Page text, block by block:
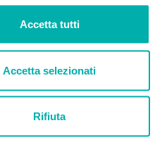
Accetta tutti
Accetta selezionati
Rifiuta